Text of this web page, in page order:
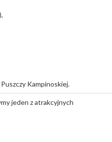
Kampinoskiej.
jeden z atrakcyjnych